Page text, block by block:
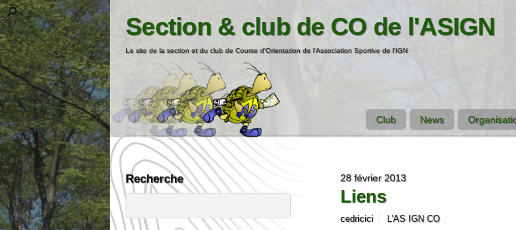
Section & club de CO de l'ASIGN
Le site de la section et du club de Course d'Orientation de l'Association Sportive de l'IGN
Club News
28 février 2013
Liens
cedricici L'AS IGN CO
Recherche